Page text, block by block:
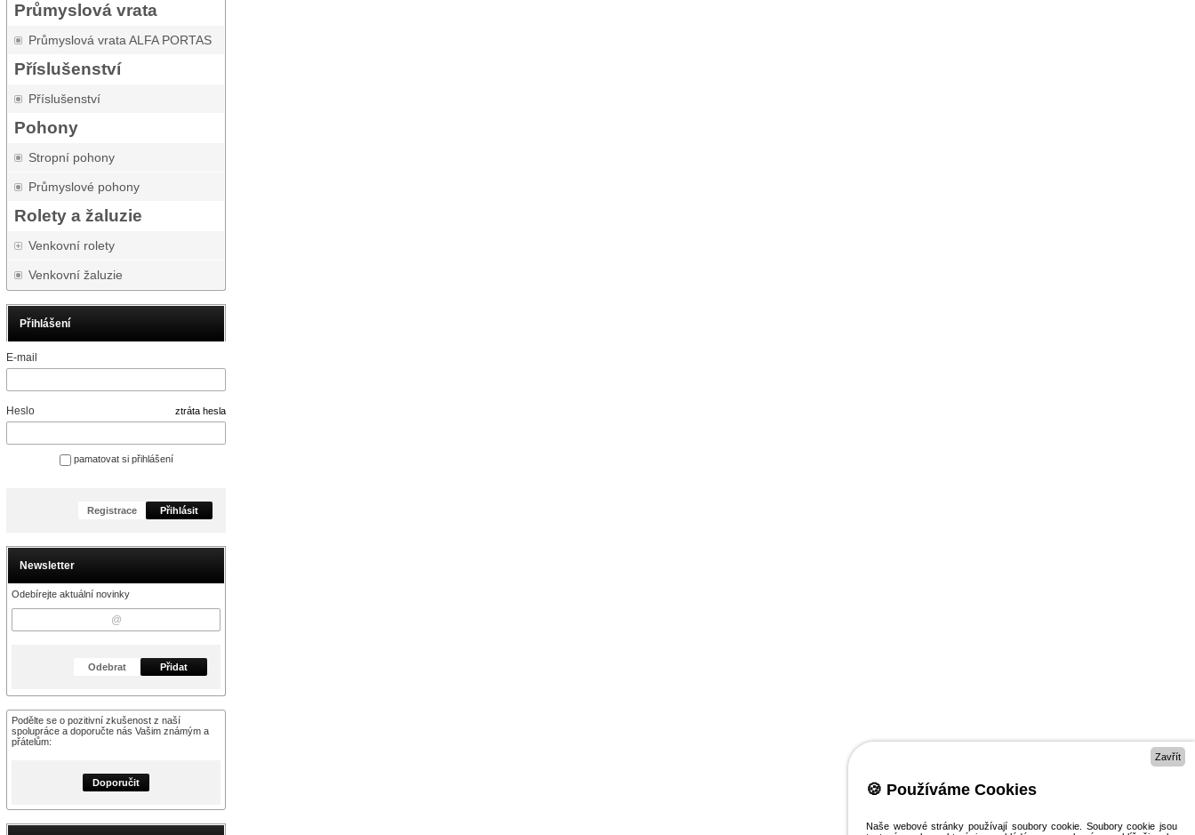
Průmyslová vrata
Průmyslová vrata ALFA PORTAS
Příslušenství
Příslušenství
Pohony
Stropní pohony
Průmyslové pohony
Rolety a žaluzie
Venkovní rolety
Venkovní žaluzie
Přihlášení
E-mail
Heslo ztráta hesla
pamatovat si přihlášení
Registrace Přihlásit
Newsletter
Odebírejte aktuální novinky
Odebrat Přidat
Podělte se o pozitivní zkušenost z naší
spolupráce a doporučte nás Vašim známým a
přátelům:
Doporučit
Zavřít
🍪 Používáme Cookies
Naše webové stránky používají soubory cookie. Soubory cookie jsou